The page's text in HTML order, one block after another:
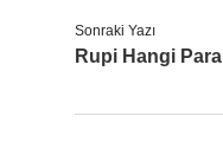
Sonraki Yazı
Rupi Hangi Para